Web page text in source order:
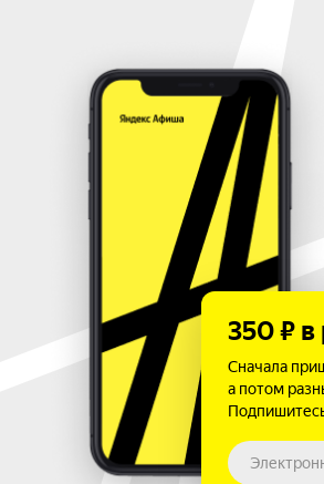
350 ₽ в
Сначала
а потом